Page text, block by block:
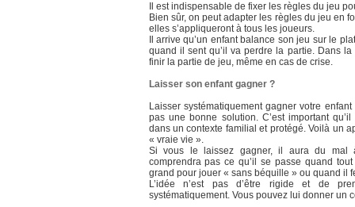
Il est indispensable de fixer les règles du jeu
Bien sûr, on peut adapter les règles du jeu en
elles s’appliqueront à tous les joueurs.
Il arrive qu’un enfant balance son jeu sur le
quand il sent qu’il va perdre la partie. Dans
finir la partie de jeu, même en cas de crise.
Laisser son enfant gagner ?
Laisser systématiquement gagner votre
pas une bonne solution. C’est important
dans un contexte familial et protégé. Voilà un
« vraie vie ».
Si vous le laissez gagner, il aura du mal
comprendra pas ce qu’il se passe quand
grand pour jouer « sans béquille » ou quand il
L’idée n’est pas d’être rigide et de
systématiquement. Vous pouvez lui donner un